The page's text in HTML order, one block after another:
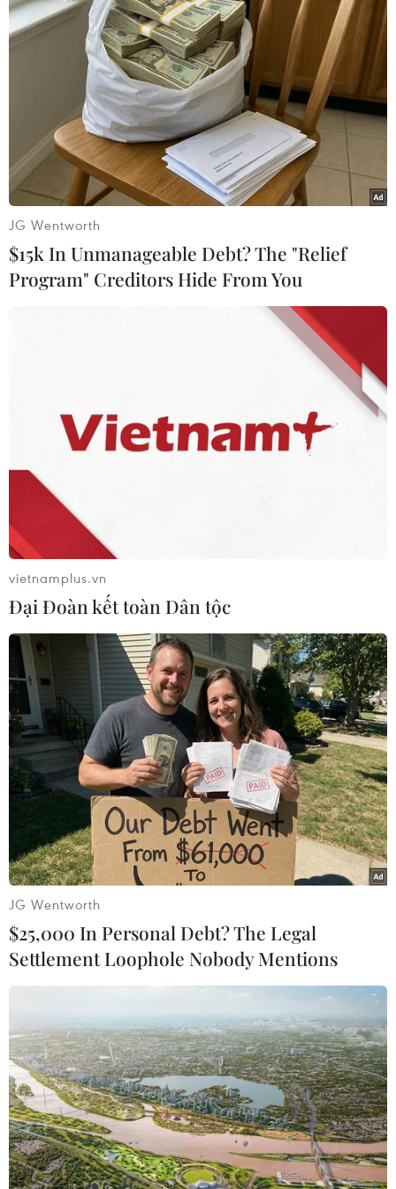
Nga tung video vụ nổ súng, thả
bom chặn tàu chiến Anh trên Biển Đen
Bộ Quốc phòng Nga thông báo các lực lượng của nước
này đã nổ súng và ném bom để đuổi khu trục hạm HMS
Defender của Anh ra khỏi vùng biển ngoài khơi Crimea.
Tàu chiến Nga tập trận bắn đạn thật quy
mô lớn ở Biển Đen
20/09/2021 09:03
Các cuộc tập trận chung ở miền Tây Ukraine trong tuần
này diễn ra vài ngày sau khi Belarus và Nga tổ chức
các cuộc tập trận quy mô lớn.
JG Wentworth
$15k In Unmanageable Debt? The "Relief
Program" Creditors Hide From You
vietnamplus.vn
Đại Đoàn kết toàn Dân tộc
JG Wentworth
$25,000 In Personal Debt? The Legal
Settlement Loophole Nobody Mentions